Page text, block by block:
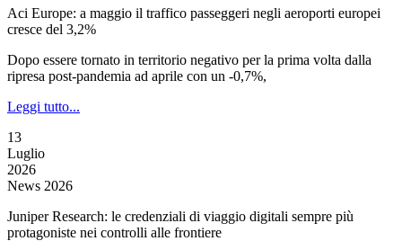
Aci Europe: a maggio il traffico passeggeri negli aeroporti europei
cresce del 3,2%
Dopo essere tornato in territorio negativo per la prima volta dalla
ripresa post-pandemia ad aprile con un -0,7%,
Leggi tutto...
13
Luglio
2026
News 2026
Juniper Research: le credenziali di viaggio digitali sempre più
protagoniste nei controlli alle frontiere